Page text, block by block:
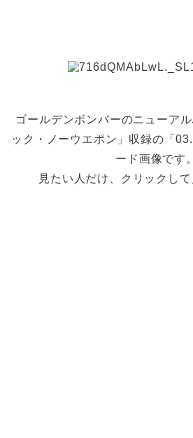
ゴールデンボンバーのニューア
ック・ノーウエポン」収録の「
ード画像です。
見たい人だけ、クリックし